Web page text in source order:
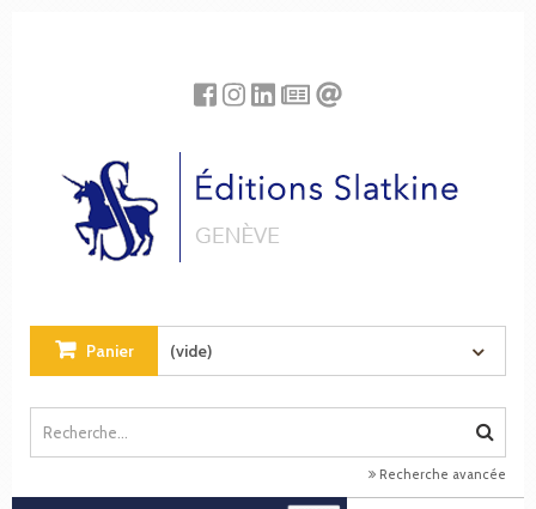
Panier (vide)
Recherche avancée